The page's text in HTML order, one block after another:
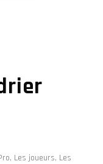
, Les joueurs, Les